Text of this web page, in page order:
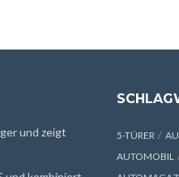
und zeigt
5-TÜRER
AUTOMOBIL